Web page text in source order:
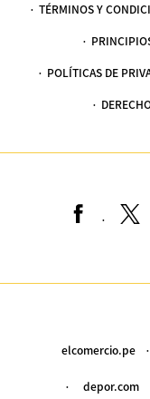
TÉRMINOS Y
POLÍTICAS DE
elcomercio.pe
depor.com